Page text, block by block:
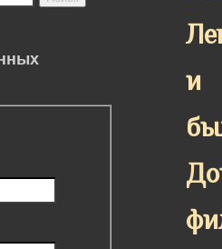
и